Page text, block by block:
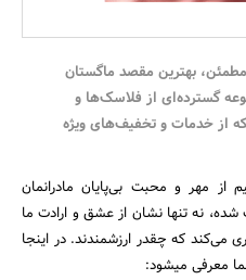
بهترین مقصد ماگستان
گسترده‌ای از فلاسک‌ها و
از خدمات و تخفیف‌های ویژه
از مهر و محبت بی‌پایان مادرانمان
نه تنها نشان از عشق و ارادت ما
می‌کند که چقدر ارزشمندند. در اینجا